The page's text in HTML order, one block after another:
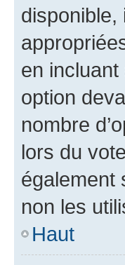
disponible,
en
option
nombre
lors du
également
non les
Haut